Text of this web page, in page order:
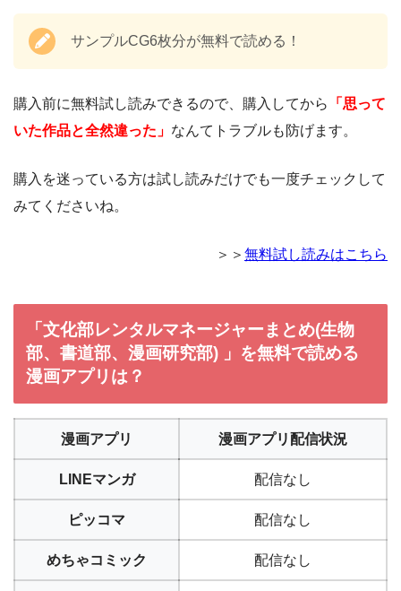
サンプルCG6枚分が無料で読める！
購入前に無料試し読みできるので、購入してから
「思って
いた作品と全然違った」 なんてトラブルも防げます。
購入を迷っている方は試し読みだけでも一度チェックして
みてくださいね。
＞＞ 無料試し読みはこちら
「文化部レンタルマネージャーまとめ(生物
部、書道部、漫画研究部) 」を無料で読める
漫画アプリは？
漫画アプリ 漫画アプリ配信状況
LINEマンガ 配信なし
ピッコマ 配信なし
めちゃコミック 配信なし